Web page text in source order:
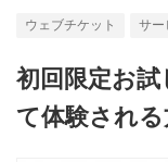
ウェブチケット サー
初回限定お
て体験される